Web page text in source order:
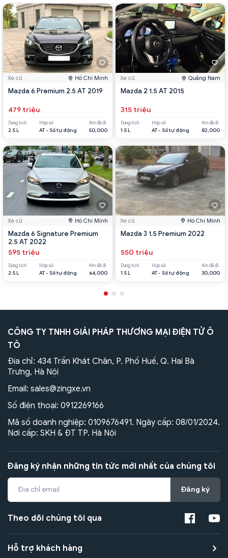
Xe cũ Hồ Chí Minh
Mazda 6 Premium 2.5 AT 2019
479 triệu
Dung tích
2.5 L
Hộp số
AT - Số tự động
Km đã đi
50,000
Xe cũ Hồ Chí Minh
Mazda 6 Signature Premium
2.5 AT 2022
595 triệu
Dung tích
2.5 L
Hộp số
AT - Số tự động
Km đã đi
64,000
Xe cũ Quảng Nam
Mazda 2 1.5 AT 2015
315 triệu
Dung tích
1.5 L
Hộp số
AT - Số tự động
Km đã đi
82,000
Xe cũ Hồ Chí Minh
Mazda 3 1.5 Premium 2022
550 triệu
Dung tích
1.5 L
Hộp số
AT - Số tự động
Km đã đi
30,000
CÔNG TY TNHH GIẢI PHÁP THƯƠNG MẠI ĐIỆN TỬ Ô
TÔ
Địa chỉ: 434 Trần Khát Chân, P. Phố Huế, Q. Hai Bà
Trưng, Hà Nội
Email: sales@zingxe.vn
Số điện thoại: 0912269166
Mã số doanh nghiệp: 0109676491. Ngày cấp: 08/01/2024.
Nơi cấp: SKH & ĐT TP. Hà Nội
Đăng ký nhận những tin tức mới nhất của chúng tôi
Đăng ký
Theo dõi chúng tôi qua
Hỗ trợ khách hàng